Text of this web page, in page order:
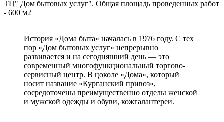
ТЦ" Дом бытовых услуг". Общая площадь проведенных работ
- 600 м2
История «Дома быта» началась в 1976 году. С тех
пор «Дом бытовых услуг» непрерывно
развивается и на сегодняшний день — это
современный многофункциональный торгово-
сервисный центр. В цоколе «Дома», который
носит название «Курганский привоз»,
сосредоточены преимущественно отделы женской
и мужской одежды и обуви, кожгалантереи.